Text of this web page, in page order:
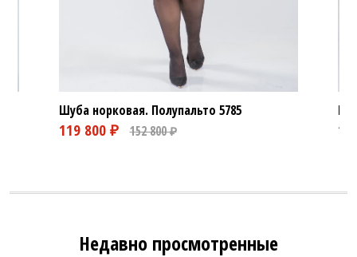
Шуба норковая. Полупальто 5785
Недавно просмотренные